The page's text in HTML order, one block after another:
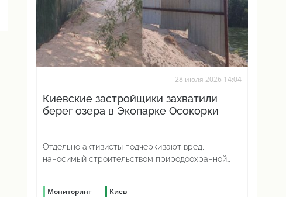
28 июля 2026 14:04
Киевские застройщики захватили
берег озера в Экопарке Осокорки
Отдельно активисты подчеркивают вред,
наносимый строительством природоохранной
Мониторинг Киев